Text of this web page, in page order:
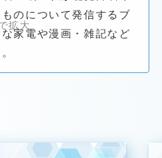
のについて発信するブ
家電や漫画・雑記など